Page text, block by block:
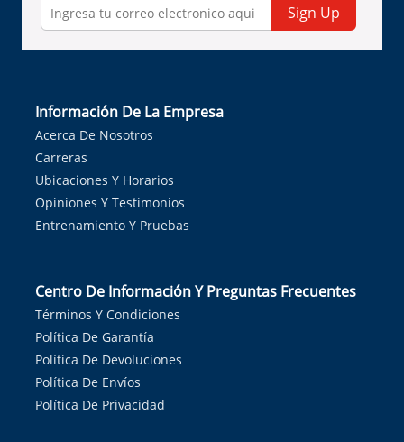
Sign Up
Información De La Empresa
Acerca De Nosotros
Carreras
Ubicaciones Y Horarios
Opiniones Y Testimonios
Entrenamiento Y Pruebas
Centro De Información Y Preguntas Frecuentes
Términos Y Condiciones
Política De Garantía
Política De Devoluciones
Política De Envíos
Política De Privacidad